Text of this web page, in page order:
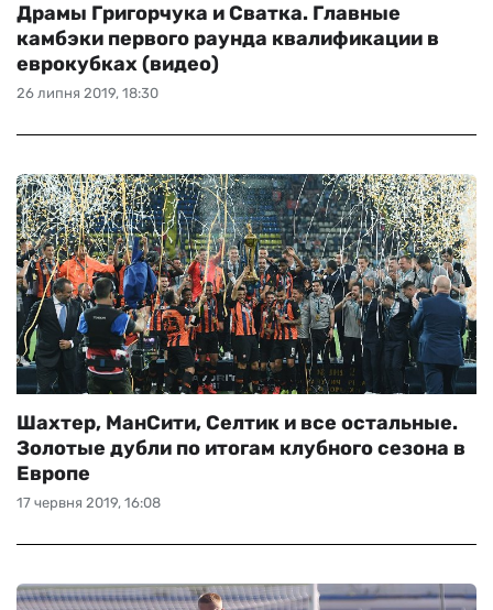
26 липня 2019, 18:30
Драмы Григорчука и Сватка. Главные
камбэки первого раунда квалификации в
еврокубках (видео)
17 червня 2019, 16:08
Шахтер, МанСити, Селтик и все остальные.
Золотые дубли по итогам клубного сезона в
Европе